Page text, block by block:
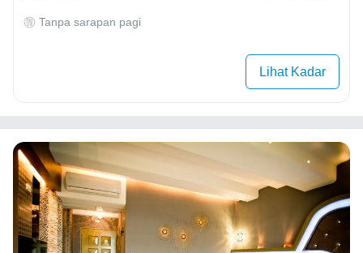
Tanpa sarapan pagi
Lihat Kadar